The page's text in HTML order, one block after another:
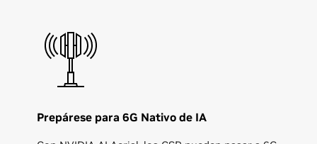
Prepárese para 6G Nativo de IA